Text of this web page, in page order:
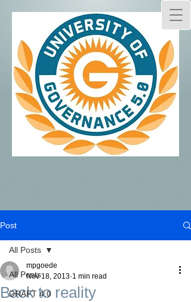
Post
All Posts
DRAFT 4.0
All Posts
Back to reality
mpgoede
Nov 18, 2013 1 min read